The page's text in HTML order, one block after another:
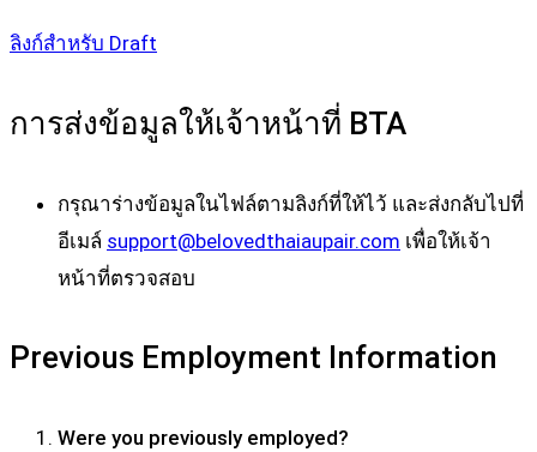
ลิงก์สำหรับ Draft
การส่งข้อมูลให้เจ้าหน้าที่ BTA
กรุณาร่างข้อมูลในไฟล์ตามลิงก์ที่ให้ไว้ และส่งกลับไปที่
อีเมล์ support@belovedthaiaupair.com เพื่อให้เจ้า
หน้าที่ตรวจสอบ
Previous Employment Information
Were you previously employed?